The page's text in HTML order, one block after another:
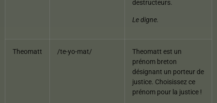
destructeurs.
Le digne.
Theomatt /te-yo-mat/
Theomatt est un
prénom breton
désignant un porteur de
justice. Choisissez ce
prénom pour la justice !